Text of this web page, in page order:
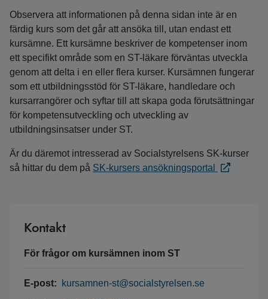
Observera att informationen på denna sidan inte är en
färdig kurs som det går att ansöka till, utan endast ett
kursämne. Ett kursämne beskriver de kompetenser inom
ett specifikt område som en ST-läkare förväntas utveckla
genom att delta i en eller flera kurser. Kursämnen fungerar
som ett utbildningsstöd för ST-läkare, handledare och
kursarrangörer och syftar till att skapa goda förutsättningar
för kompetensutveckling och utveckling av
utbildningsinsatser under ST.
Är du däremot intresserad av Socialstyrelsens SK-kurser
så hittar du dem på SK-kursers ansökningsportal
Kontakt
För frågor om kursämnen inom ST
E-post: kursamnen-st@socialstyrelsen.se